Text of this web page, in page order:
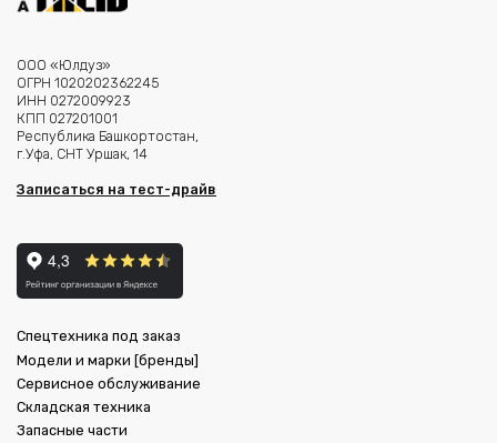
ООО «Юлдуз»
ОГРН 1020202362245
ИНН 0272009923
КПП 027201001
Республика Башкортостан,
г.Уфа, СНТ Уршак, 14
Записаться на тест-драйв
Спецтехника под заказ
Модели и марки [бренды]
Сервисное обслуживание
Складская техника
Запасные части